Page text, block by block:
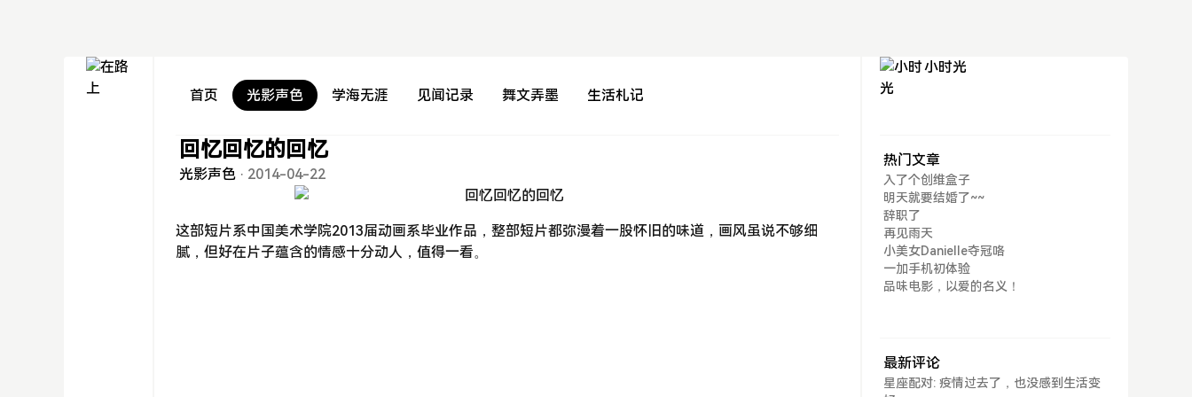
首页 光影声色 学海无涯 见闻记录 舞文弄墨 生活札记
回忆回忆的回忆
光影声色 · 2014-04-22
这部短片系中国美术学院2013届动画系毕业作品，整部短片都弥漫着一股怀旧的味道，画风虽说不够细
腻，但好在片子蕴含的情感十分动人，值得一看。
小时光
热门文章
入了个创维盒子
明天就要结婚了~~
辞职了
再见雨天
小美女Danielle夺冠咯
一加手机初体验
品味电影，以爱的名义！
最新评论
星座配对: 疫情过去了，也没感到生活变